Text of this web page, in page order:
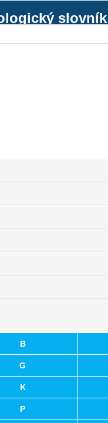
slovník
B
G
K
P